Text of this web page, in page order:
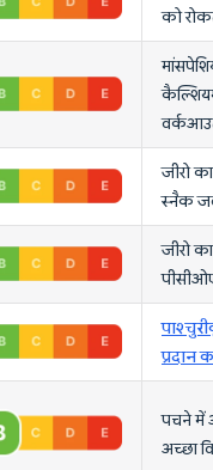
को
जीरो
स्नैक
जीरो
प्रदान
पचने में
अच्छा